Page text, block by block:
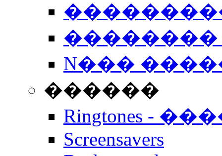
��������
N���
������
Ringtones -
Screensavers